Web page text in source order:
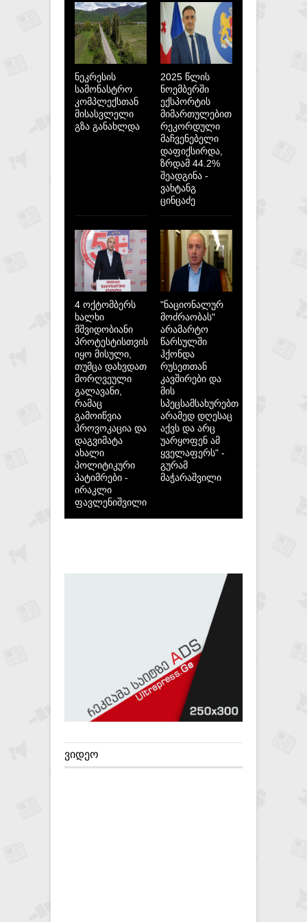
ნეკრესის
სამონასტრო
კომპლექსთან
მისასვლელი
გზა განახლდა
2025 წლის
ნოემბერში
ექსპორტის
მიმართულებით
რეკორდული
მაჩვენებელი
დაფიქსირდა,
ზრდამ 44.2%
შეადგინა -
ვახტანგ
ცინცაძე
4 ოქტომბერს
ხალხი
მშვიდობიანი
პროტესტისთვის
იყო მისული,
თუმცა დახვდათ
მორღვეული
გალავანი,
რამაც
გამოიწვია
პროვოკაცია და
დაგვიმატა
ახალი
პოლიტიკური
პატიმრები -
ირაკლი
ფავლენიშვილი
"ნაციონალურ
მოძრაობას"
არამარტო
წარსულში
ჰქონდა
რუსეთთან
კავშირები და
მის
სპეცსამსახურებთან,
არამედ დღესაც
აქვს და არც
უარყოფენ ამ
ყველაფერს" -
გურამ
მაჭარაშვილი
ᲕᲘᲓᲔᲝ